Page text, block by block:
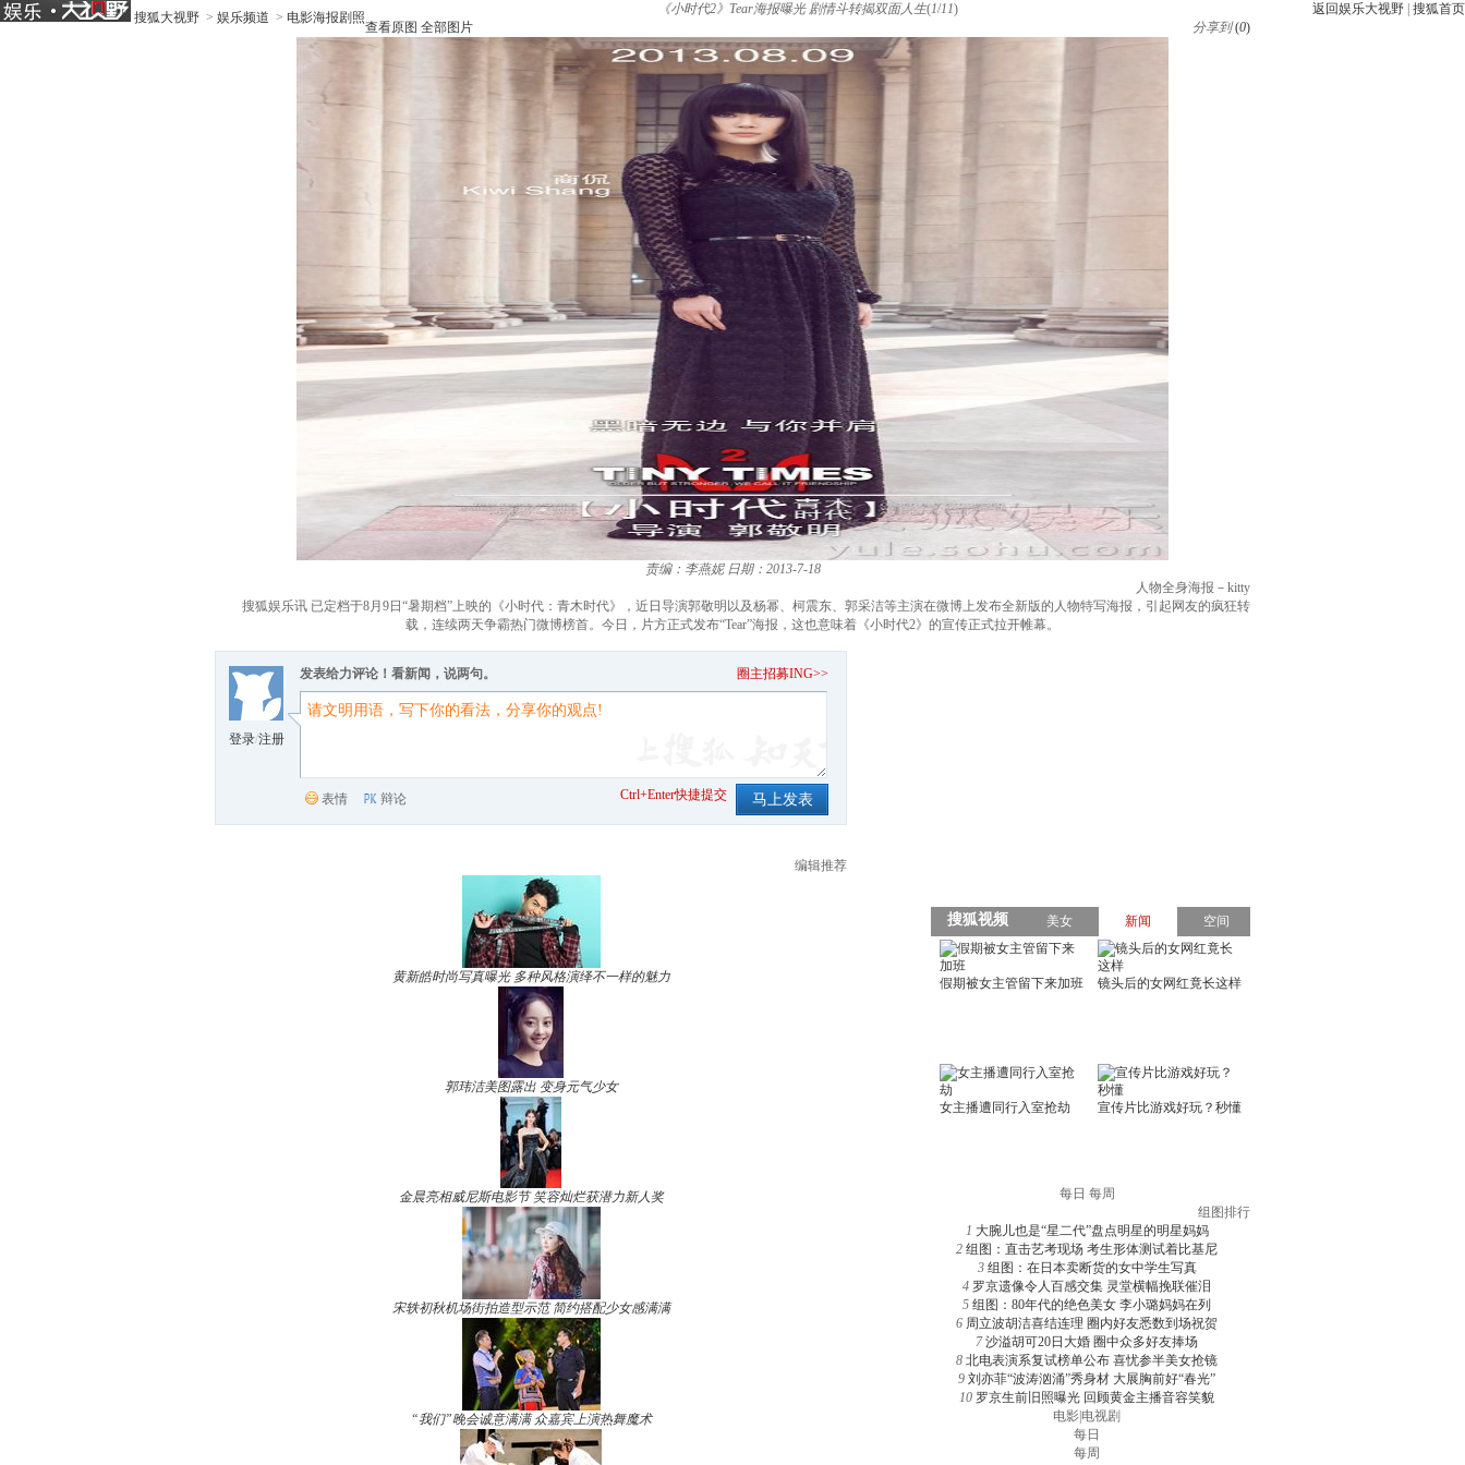
搜狐大视野 > 娱乐频道 > 电影海报剧照
返回娱乐大视野 搜狐首页
《小时代2》Tear海报曝光 剧情斗转揭双面人生(1/11)
查看原图 全部图片 分享到 (0)
责编：李燕妮 日期：2013-7-18
人物全身海报－kitty
搜狐娱乐讯 已定档于8月9日“暑期档”上映的《小时代：青木时代》，近日导演郭敬明以及杨幂、柯震东、郭采洁等主演在微博上发布全新版的人物特写海报，引起网友的疯狂转
载，连续两天争霸热门微博榜首。今日，片方正式发布“Tear”海报，这也意味着《小时代2》的宣传正式拉开帷幕。
登录/注册
发表给力评论！看新闻，说两句。 圈主招募ING>>
表情 辩论 Ctrl+Enter快捷提交
编辑推荐
黄新皓时尚写真曝光 多种风格演绎不一样的魅力
郭玮洁美图露出 变身元气少女
金晨亮相威尼斯电影节 笑容灿烂获潜力新人奖
宋轶初秋机场街拍造型示范 简约搭配少女感满满
“我们”晚会诚意满满 众嘉宾上演热舞魔术
每日 每周
组图排行
1 大腕儿也是“星二代”盘点明星的明星妈妈
2 组图：直击艺考现场 考生形体测试着比基尼
3 组图：在日本卖断货的女中学生写真
4 罗京遗像令人百感交集 灵堂横幅挽联催泪
5 组图：80年代的绝色美女 李小璐妈妈在列
6 周立波胡洁喜结连理 圈内好友悉数到场祝贺
7 沙溢胡可20日大婚 圈中众多好友捧场
8 北电表演系复试榜单公布 喜忧参半美女抢镜
9 刘亦菲“波涛汹涌”秀身材 大展胸前好“春光”
10 罗京生前旧照曝光 回顾黄金主播音容笑貌
电影 电视剧
每日
每周